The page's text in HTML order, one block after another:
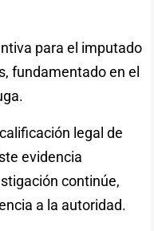
para el imputado
fundamentado en el
legal de
evidencia
continúe,
a la autoridad.